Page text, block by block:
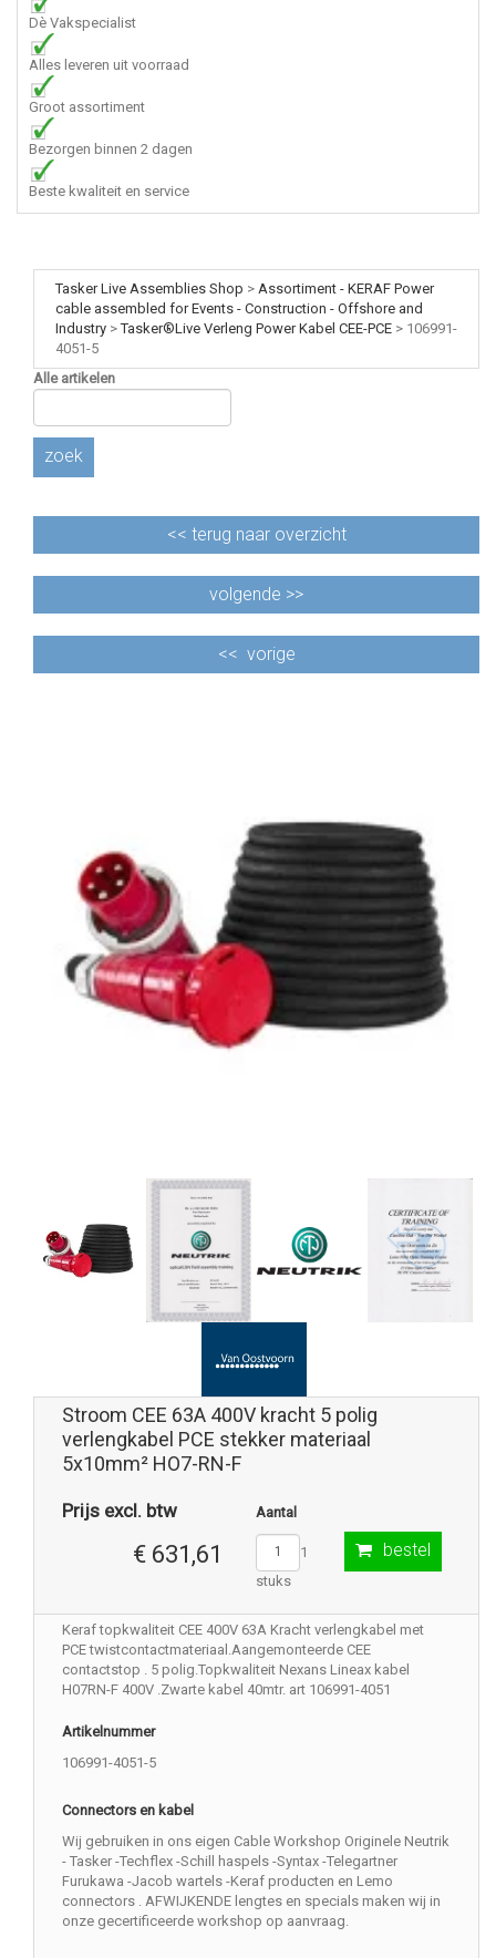
Dè Vakspecialist
Alles leveren uit voorraad
Groot assortiment
Bezorgen binnen 2 dagen
Beste kwaliteit en service
Tasker Live Assemblies Shop > Assortiment - KERAF Power
cable assembled for Events - Construction - Offshore and
Industry >Tasker®Live Verleng Power Kabel CEE-PCE > 106991-
4051-5
Alle artikelen
zoek
<< terug naar overzicht
volgende >>
<< vorige
Stroom CEE 63A 400V kracht 5 polig
verlengkabel PCE stekker materiaal
5x10mm² HO7-RN-F
Prijs excl. btw
€ 631,61
Aantal
1
stuks
bestel
Keraf topkwaliteit CEE 400V 63A Kracht verlengkabel met
PCE twistcontactmateriaal.Aangemonteerde CEE
contactstop . 5 polig.Topkwaliteit Nexans Lineax kabel
H07RN-F 400V .Zwarte kabel 40mtr. art 106991-4051
Artikelnummer
106991-4051-5
Connectors en kabel
Wij gebruiken in ons eigen Cable Workshop Originele Neutrik
- Tasker -Techflex -Schill haspels -Syntax -Telegartner
Furukawa -Jacob wartels -Keraf producten en Lemo
connectors . AFWIJKENDE lengtes en specials maken wij in
onze gecertificeerde workshop op aanvraag.